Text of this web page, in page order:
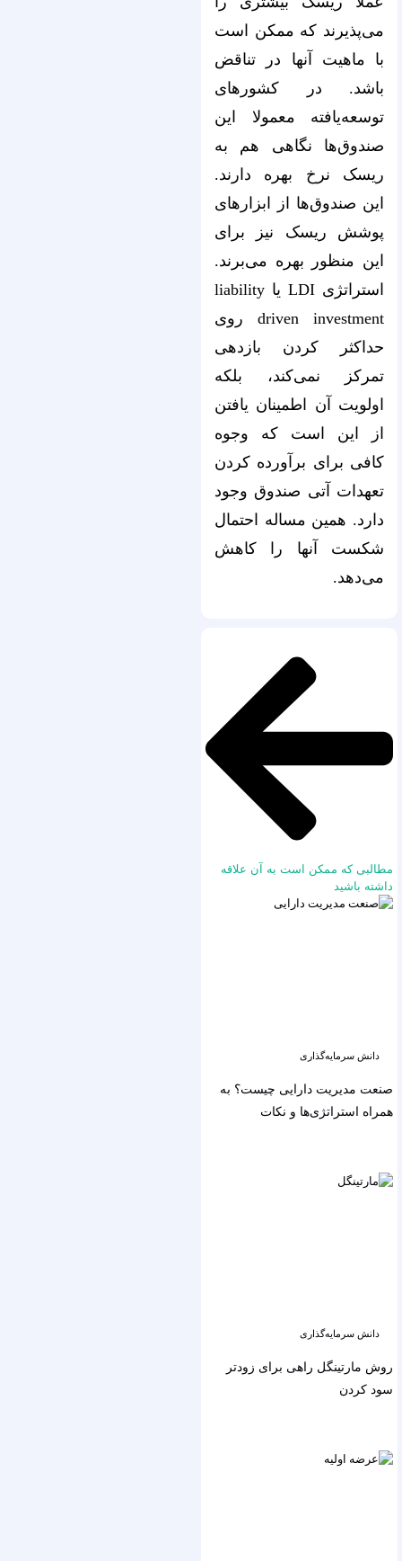
می‌پذیرند که ممکن است
با ماهیت آنها در تناقض
باشد. در کشورهای
توسعه‌یافته معمولا این
صندوق‌ها نگاهی هم به
ریسک نرخ بهره دارند.
این صندوق‌ها از ابزارهای
پوشش ریسک نیز برای
این منظور بهره می‌برند.
استراتژی LDI یا liability
driven investment روی
حداکثر کردن بازدهی
تمرکز نمی‌کند، بلکه
اولویت آن اطمینان یافتن
از این است که وجوه
کافی برای برآورده کردن
تعهدات آتی صندوق وجود
دارد. همین مساله احتمال
شکست آنها را کاهش
می‌دهد.
مطالبی که ممکن است به آن علاقه
داشته باشید
دانش سرمایه‌گذاری
صنعت مدیریت دارایی چیست؟ به
همراه استراتژی‌ها و نکات
دانش سرمایه‌گذاری
روش مارتینگل راهی برای زودتر
سود کردن